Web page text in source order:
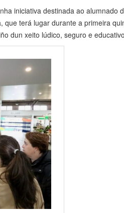
iniciativa destinada ao alumnado
que terá lugar durante a primeira
dun xeito lúdico, seguro e